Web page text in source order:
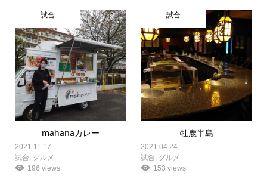
試合
mahanaカレー
2021.11.17
試合, グルメ
196 views
試合
牡鹿半島
2021.04.24
試合, グルメ
153 views